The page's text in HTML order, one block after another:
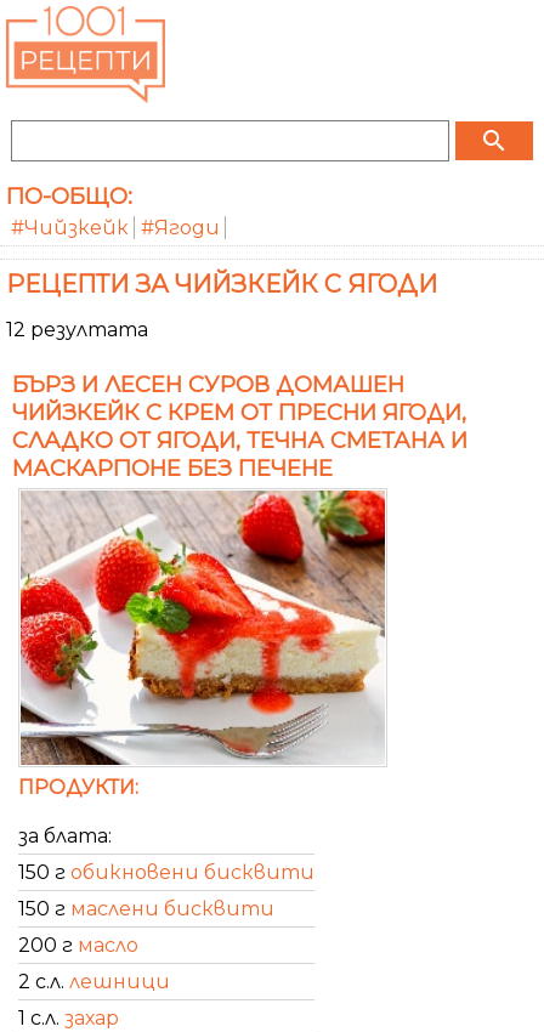
search
ПО-ОБЩО:
#Чийзкейк #Ягоди
РЕЦЕПТИ ЗА ЧИЙЗКЕЙК С ЯГОДИ
12 резултата
БЪРЗ И ЛЕСЕН СУРОВ ДОМАШЕН
ЧИЙЗКЕЙК С КРЕМ ОТ ПРЕСНИ ЯГОДИ,
СЛАДКО ОТ ЯГОДИ, ТЕЧНА СМЕТАНА И
МАСКАРПОНЕ БЕЗ ПЕЧЕНЕ
ПРОДУКТИ:
за блата:
150 г обикновени бисквити
150 г маслени бисквити
200 г масло
2 с.л. лешници
1 с.л. захар